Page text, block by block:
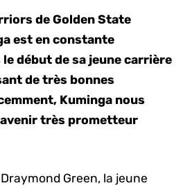
de Golden State
est en constante
début de sa jeune carrière
de très bonnes
Kuminga nous
avenir très prometteur
Green, la jeune